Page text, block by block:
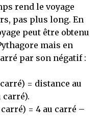
rend le voyage
pas plus long. En
peut être obtenu
mais en
par son négatif :
= distance au
carré).
= 4 au carré –